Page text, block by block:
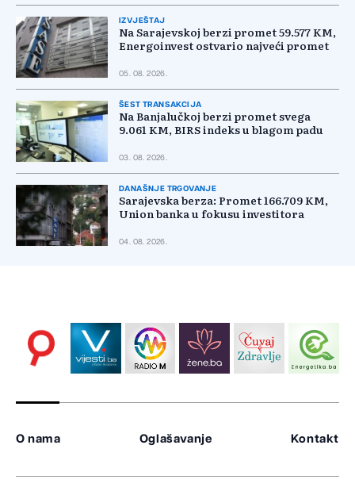
IZVJEŠTAJ
Na Sarajevskoj berzi promet 59.577 KM,
Energoinvest ostvario najveći promet
05. 08. 2026.
ŠEST TRANSAKCIJA
Na Banjalučkoj berzi promet svega
9.061 KM, BIRS indeks u blagom padu
03. 08. 2026.
DANAŠNJE TRGOVANJE
Sarajevska berza: Promet 166.709 KM,
Union banka u fokusu investitora
04. 08. 2026.
O nama Oglašavanje Kontakt